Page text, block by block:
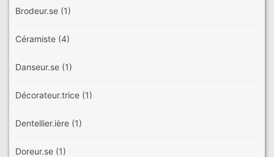
Brodeur.se (1)
Céramiste (4)
Danseur.se (1)
Décorateur.trice (1)
Dentellier.ière (1)
Doreur.se (1)